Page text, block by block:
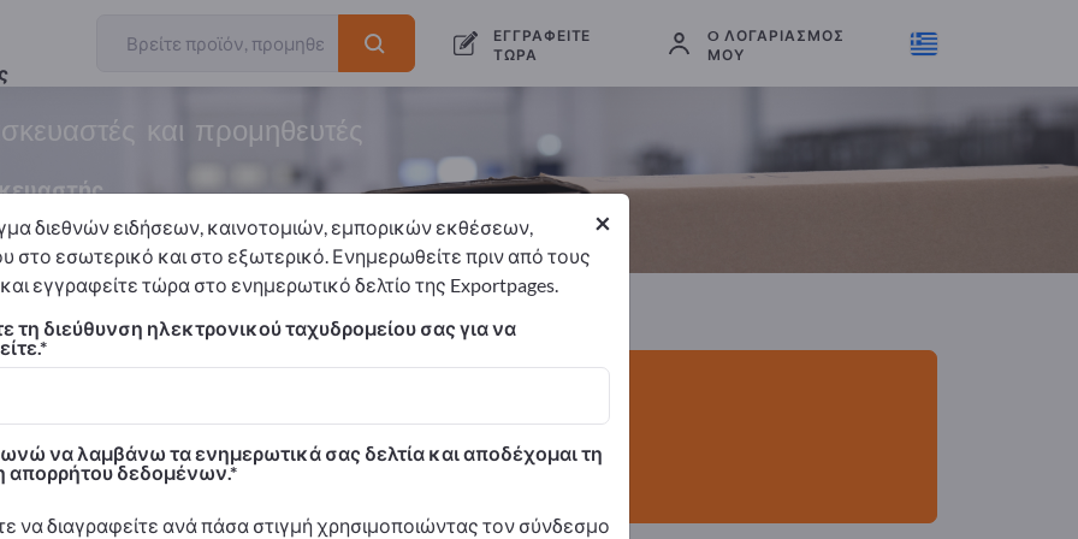
ΕΓΓΡΑΦΕΊΤΕ
ΤΏΡΑ
O ΛΟΓΑΡΙΑΣΜΌΣ
ΜΟΥ
και προμηθευτές
Εξαγωγείς Κατασκευαστής
Παλέτες Ξύλινες παλέτες
Exportpages!
– Επαγγελματικές επαφές >> ξεκινήστε εδώ
τα προϊόντα σας στο Exportpages.
δημοσιεύστε εδώ
×
διεθνών ειδήσεων, καινοτομιών, εμπορικών εκθέσεων,
στο εσωτερικό και στο εξωτερικό. Ενημερωθείτε πριν από τους
εγγραφείτε τώρα στο ενημερωτικό δελτίο της Exportpages.
τη διεύθυνση ηλεκτρονικού ταχυδρομείου σας για να
να λαμβάνω τα ενημερωτικά σας δελτία και αποδέχομαι τη
απορρήτου δεδομένων.
να διαγραφείτε ανά πάσα στιγμή χρησιμοποιώντας τον σύνδεσμο